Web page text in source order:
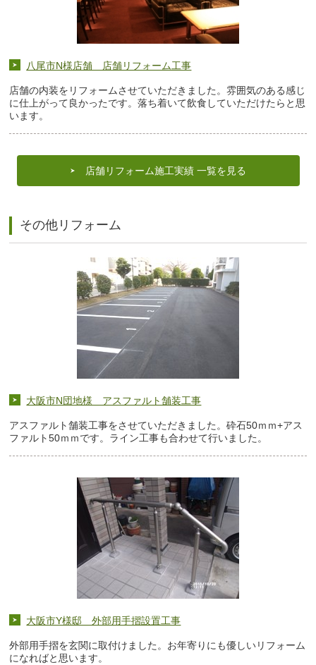
八尾市N様店舗 店舗リフォーム工事
店舗の内装をリフォームさせていただきました。雰囲気のある感じ
に仕上がって良かったです。落ち着いて飲食していただけたらと思
います。
店舗リフォーム施工実績 一覧を見る
その他リフォーム
大阪市N団地様 アスファルト舗装工事
アスファルト舗装工事をさせていただきました。砕石50ｍｍ+アス
ファルト50ｍｍです。ライン工事も合わせて行いました。
大阪市Y様邸 外部用手摺設置工事
外部用手摺を玄関に取付けました。お年寄りにも優しいリフォーム
になればと思います。